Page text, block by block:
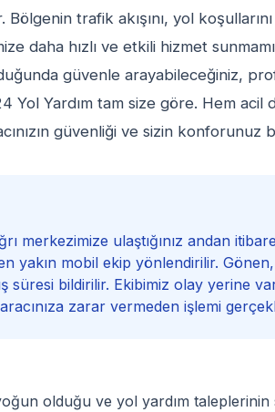
trafik akışını, yol
daha hızlı ve etkili hizmet
güvenle arayabileceğiniz,
Yol Yardım tam size göre. Hem acil
güvenliği ve sizin konforunuz
merkezimize ulaştığınız andan
yakın mobil ekip yönlendirilir.
süresi bildirilir. Ekibimiz olay yerine
zarar vermeden işlemi
olduğu ve yol yardım taleplerinin